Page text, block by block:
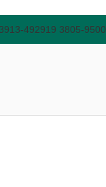
492919 3805-9500